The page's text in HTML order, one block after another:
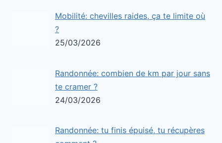
Mobilité: chevilles raides, ça te limite où
?
25/03/2026
Randonnée: combien de km par jour sans
te cramer ?
24/03/2026
Randonnée: tu finis épuisé, tu récupères